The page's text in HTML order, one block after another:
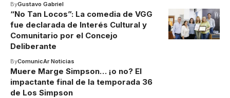
ByGustavo Gabriel
“No Tan Locos”: La comedia de VGG
fue declarada de Interés Cultural y
Comunitario por el Concejo
Deliberante
ByComunicAr Noticias
Muere Marge Simpson… ¡o no? El
impactante final de la temporada 36
de Los Simpson